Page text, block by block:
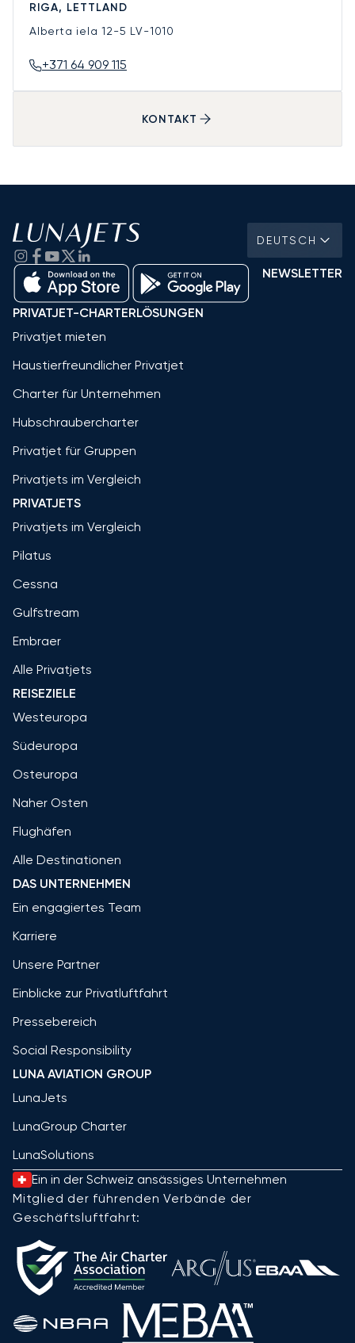
RIGA, LETTLAND
Alberta iela 12-5 LV-1010
+371 64 909 115
KONTAKT
DEUTSCH
NEWSLETTER
PRIVATJET-CHARTERLÖSUNGEN
Privatjet mieten
Haustierfreundlicher Privatjet
Charter für Unternehmen
Hubschraubercharter
Privatjet für Gruppen
Privatjets im Vergleich
PRIVATJETS
Privatjets im Vergleich
Pilatus
Cessna
Gulfstream
Embraer
Alle Privatjets
REISEZIELE
Westeuropa
Südeuropa
Osteuropa
Naher Osten
Flughäfen
Alle Destinationen
DAS UNTERNEHMEN
Ein engagiertes Team
Karriere
Unsere Partner
Einblicke zur Privatluftfahrt
Pressebereich
Social Responsibility
LUNA AVIATION GROUP
LunaJets
LunaGroup Charter
LunaSolutions
Ein in der Schweiz ansässiges Unternehmen
Mitglied der führenden Verbände der
Geschäftsluftfahrt: